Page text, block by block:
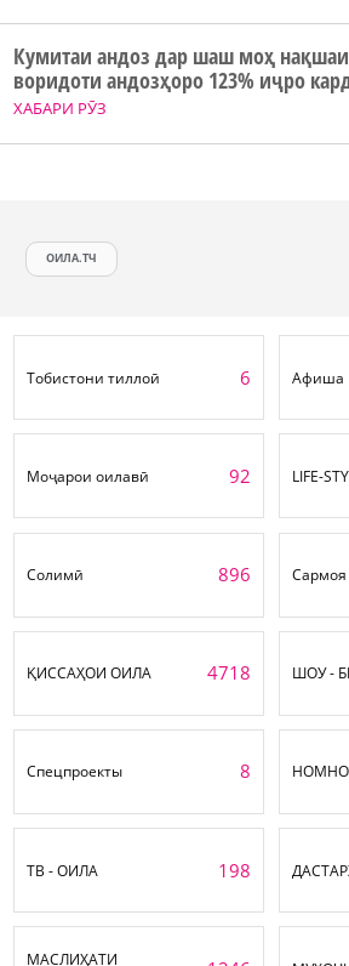
ХАБАРИ РӮЗ
Кумитаи андоз дар шаш моҳ нақшаи
воридоти андозҳоро 123% иҷро
ОИЛА.ТЧ
Тобистони тиллоӣ 6 Афиша
Моҷарои оилавӣ 92 LIFE-
Солимӣ 896 Сармоя
ҚИССАҲОИ ОИЛА 4718 ШОУ -
Спецпроекты 8
ТВ - ОИЛА 198
МАСЛИҲАТИ